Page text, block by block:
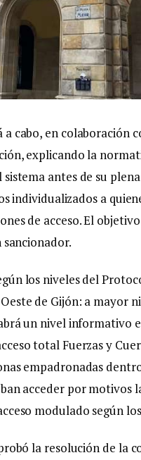
cabo, en colaboración
explicando la
antes de su
individualizados a
de acceso. El
los niveles del
de Gijón: a mayor
un nivel informativo
total Fuerzas y
empadronadas
acceder por
modulado según
la resolución de la